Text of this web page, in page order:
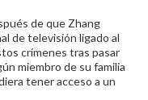
de que Zhang
de televisión ligado al
crímenes tras pasar
miembro de su familia
tener acceso a un